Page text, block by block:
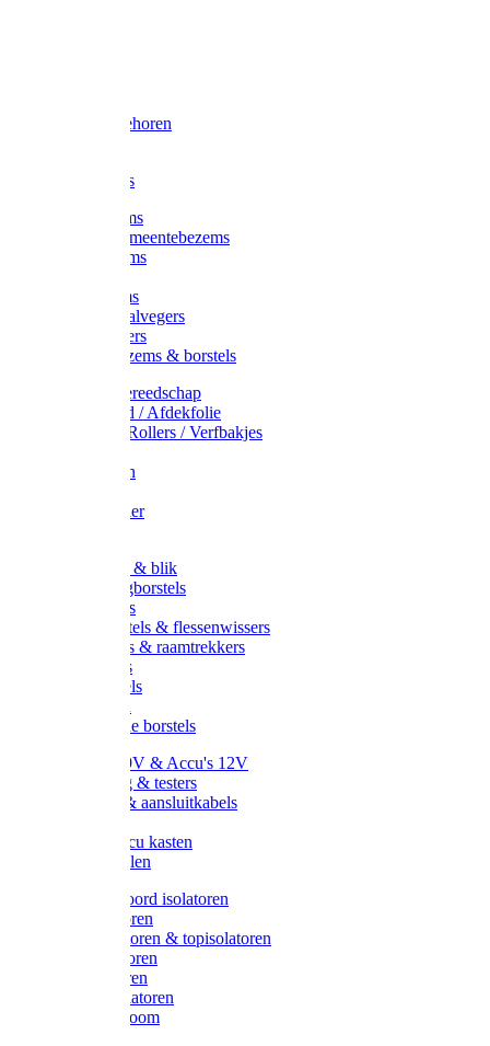
Slede toebehoren
Composters
Straatbezems
Stads- / Gemeentebezems
Terrasbezems
Gootbezems
Kamer-/Zaalvegers
Vloertrekkers
Onkruidbezems & borstels
Schildersgereedschap
Afplakband / Afdekfolie
Kwasten / Rollers / Verfbakjes
Afdekfoliën
Schuurpapier
Handveger & blik
Voetenveegborstels
Handvegers
Afwasborstels & flessenwissers
Wasborstels & raamtrekkers
Tonborstels
Werkborstels
Hygienische borstels
Batterijen 9V & Accu's 12V
Beveiliging & testers
Kabelsets & aansluitkabels
Metalen accu kasten
Zonnepanelen
Draad & koord isolatoren
Ringisolatoren
Extra isolatoren & topisolatoren
Hoekisolatoren
Lintisolatoren
Afstandisolatoren
Isolatorenboom